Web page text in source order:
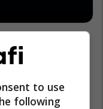
to use
following